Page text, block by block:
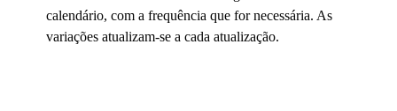
calendário, com a frequência que for necessária. As
variações atualizam-se a cada atualização.